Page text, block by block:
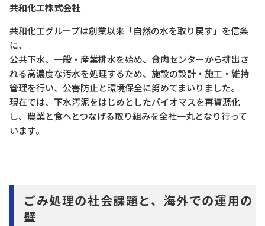
共和化工株式会社
共和化工グループは創業以来「自然の水を取り戻す」を信条
に、
公共下水、一般・産業排水を始め、食肉センターから排出さ
れる高濃度な汚水を処理するため、施設の設計・施工・維持
管理を行い、公害防止と環境保全に努めてまいりました。
現在では、下水汚泥をはじめとしたバイオマスを再資源化
し、農業と食へとつなげる取り組みを全社一丸となり行って
います。
ごみ処理の社会課題と、海外での運用の
壁